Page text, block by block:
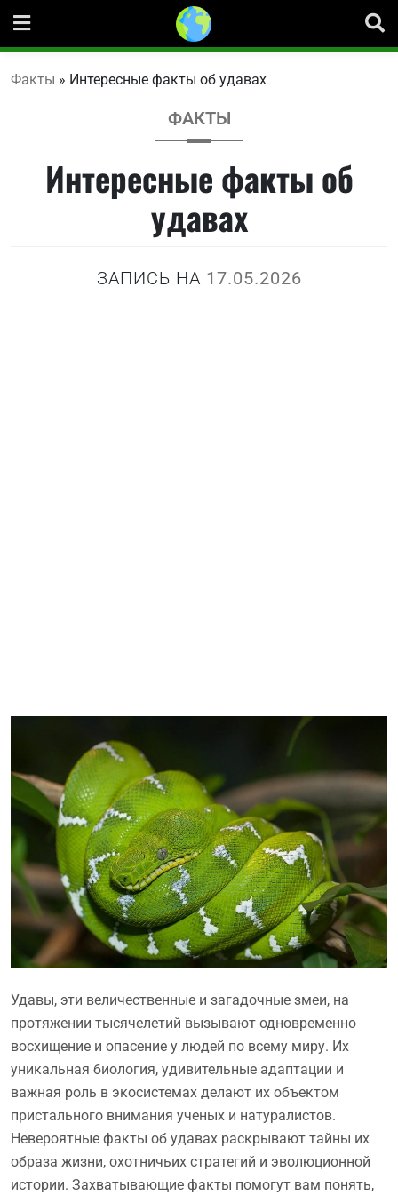
содержанию
Факты » Интересные факты об удавах
ФАКТЫ
Интересные факты об
удавах
ЗАПИСЬ НА 17.05.2026
Удавы, эти величественные и загадочные змеи, на
протяжении тысячелетий вызывают одновременно
восхищение и опасение у людей по всему миру. Их
уникальная биология, удивительные адаптации и
важная роль в экосистемах делают их объектом
пристального внимания ученых и натуралистов.
Невероятные факты об удавах раскрывают тайны их
образа жизни, охотничьих стратегий и эволюционной
истории. Захватывающие факты помогут вам понять,